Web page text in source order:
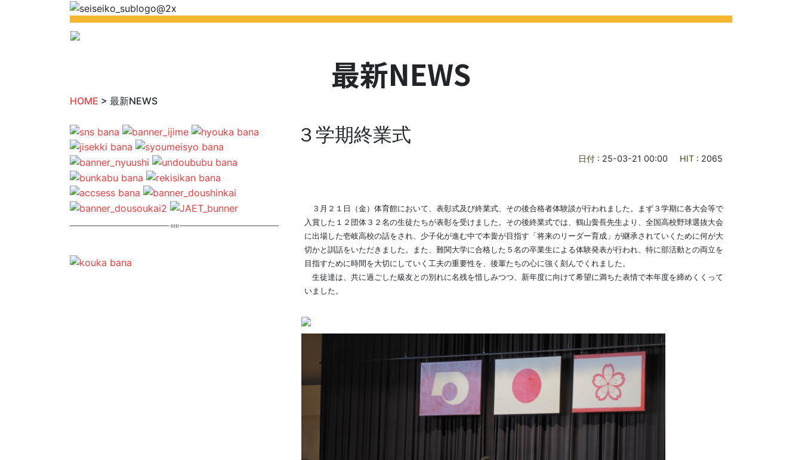
最新NEWS
HOME > 最新NEWS
３学期終業式
日付 : 25-03-21 00:00 HIT : 2065
３月２１日（金）体育館において、表彰式及び終業式、その後合格者体験談が行われました。まず３学期に各大会等で
入賞した１２団体３２名の生徒たちが表彰を受けました。その後終業式では、鶴山黌長先生より、全国高校野球選抜大会
に出場した壱岐高校の話をされ、少子化が進む中で本黌が目指す「将来のリーダー育成」が継承されていくために何が大
切かと訓話をいただきました。また、難関大学に合格した５名の卒業生による体験発表が行われ、特に部活動との両立を
目指すために時間を大切にしていく工夫の重要性を、後輩たちの心に強く刻んでくれました。
生徒達は、共に過ごした級友との別れに名残を惜しみつつ、新年度に向けて希望に満ちた表情で本年度を締めくくって
いました。